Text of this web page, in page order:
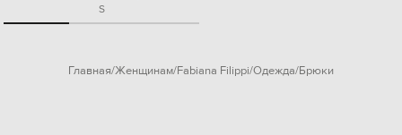
S
Главная Женщинам Fabiana Filippi Одежда Брюки